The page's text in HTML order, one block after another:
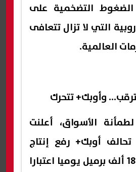
الضغوط التضخمية على
التي لا تزال تتعافى
العالمية.
وأوبك+ تتحرك
الأسواق، أعلنت
أوبك+ رفع إنتاج
النفط بمقدار 188 ألف برميل يوميا اعتبارا